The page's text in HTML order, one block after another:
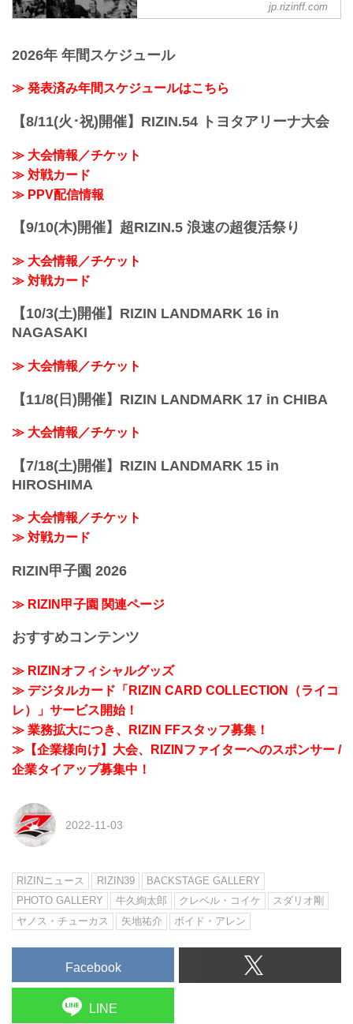
2R 1分29秒 SUB（タップアウト：三角絞
第11試合 ／スダリオ剛 vs. ヤノス・チュ
RIZIN MMAルール：5分 3R（120.0kg）
カス（LOSE）
BACKSTAGE GALLERY の記事一覧 - 格
イジン ファイティング フェデレーショ
いきます。
jp.rizinff.com
2026年 年間スケジュール
≫ 発表済み年間スケジュールはこちら
【8/11(火･祝)開催】RIZIN.54 トヨタアリーナ大会
≫ 大会情報／チケット
≫ 対戦カード
≫ PPV配信情報
【9/10(木)開催】超RIZIN.5 浪速の超復活祭り
≫ 大会情報／チケット
≫ 対戦カード
【10/3(土)開催】RIZIN LANDMARK 16 in
NAGASAKI
≫ 大会情報／チケット
【11/8(日)開催】RIZIN LANDMARK 17 in CHIBA
≫ 大会情報／チケット
【7/18(土)開催】RIZIN LANDMARK 15 in
HIROSHIMA
≫ 大会情報／チケット
≫ 対戦カード
RIZIN甲子園 2026
≫ RIZIN甲子園 関連ページ
おすすめコンテンツ
≫ RIZINオフィシャルグッズ
≫ デジタルカード「RIZIN CARD COLLECTION（ライコ
レ）」サービス開始！
≫ 業務拡大につき、RIZIN FFスタッフ募集！
≫【企業様向け】大会、RIZINファイターへのスポンサー /
企業タイアップ募集中！
2022-11-03
RIZINニュース RIZIN39
BACKSTAGE GALLERY
PHOTO GALLERY
牛久絢太郎 クレベル・コイケ
スダリオ剛
ヤノス・チューカス
矢地祐介 ボイド・アレン
Facebook
LINE